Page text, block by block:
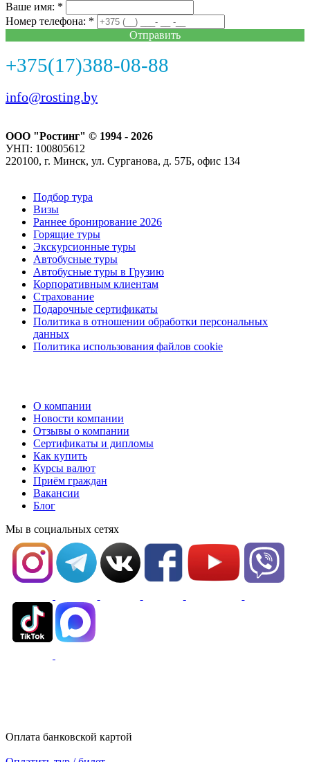
Ваше имя: *
Номер телефона: *
Отправить
+375(17)388-08-88
info@rosting.by
ООО "Ростинг" © 1994 - 2026
УНП: 100805612
220100, г. Минск, ул. Сурганова, д. 57Б, офис 134
Подбор тура
Визы
Раннее бронирование 2026
Горящие туры
Экскурсионные туры
Автобусные туры
Автобусные туры в Грузию
Корпоративным клиентам
Страхование
Подарочные сертификаты
Политика в отношении обработки персональных
данных
Политика использования файлов cookie
О компании
Новости компании
Отзывы о компании
Сертификаты и дипломы
Как купить
Курсы валют
Приём граждан
Вакансии
Блог
Мы в социальных сетях
Оплата банковской картой